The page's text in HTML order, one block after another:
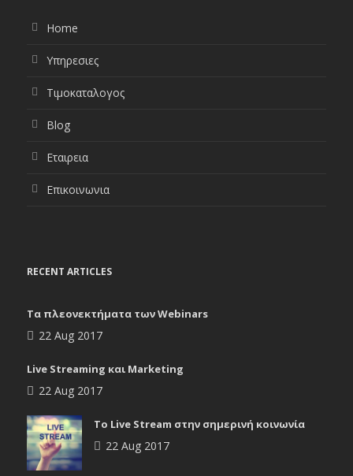
Home
Υπηρεσιες
Τιμοκαταλογος
Blog
Εταιρεια
Επικοινωνια
RECENT ARTICLES
Tα πλεονεκτήματα των Webinars
22 Aug 2017
Live Streaming και Marketing
22 Aug 2017
To Live Stream στην σημερινή κοινωνία
22 Aug 2017